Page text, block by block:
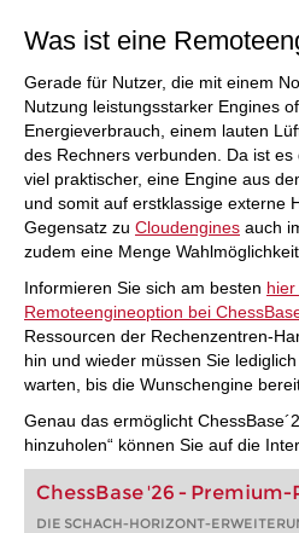
Was ist eine
Gerade für Nutzer, die mit einem
Nutzung leistungsstarker Engines
Energieverbrauch, einem lauten
des Rechners verbunden. Da ist
viel praktischer, eine Engine aus
und somit auf erstklassige externe
Gegensatz zu Cloudengines auch
zudem eine Menge
Informieren Sie sich am besten
Remoteengineoption bei
Ressourcen der Rechenzentren-
hin und wieder müssen Sie
warten, bis die Wunschengine
Genau das ermöglicht
hinzuholen“ können Sie auf die
ChessBase '26 -
DIE SCHACH-HORIZONT-